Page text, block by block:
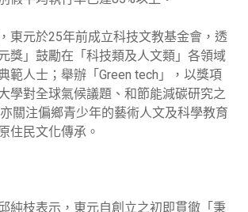
東元於25年前成立科技文教基金會，透
獎」鼓勵在「科技類及人文類」各領域
範人士；舉辦「Green tech」，以獎項
學對全球氣候議題、和節能減碳研究之
關注偏鄉青少年的藝術人文及科學教育
住民文化傳承。
純枝表示，東元自創立之初即貫徹「秉